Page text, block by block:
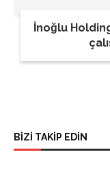
İnoğlu
BİZİ TAKİP EDİN